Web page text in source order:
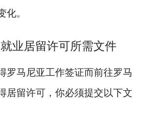
。
业居留许可所需文件
罗马尼亚工作签证而前往罗马
居留许可，你必须提交以下文